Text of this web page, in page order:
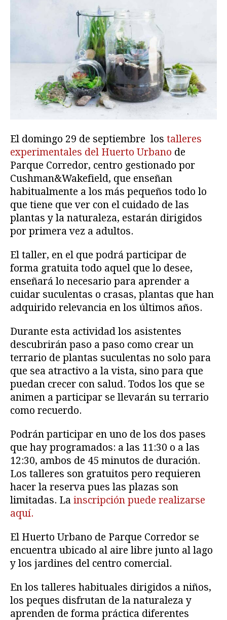
El domingo 29 de septiembre los talleres
experimentales del Huerto Urbano de
Parque Corredor, centro gestionado por
Cushman&Wakefield, que enseñan
habitualmente a los más pequeños todo lo
que tiene que ver con el cuidado de las
plantas y la naturaleza, estarán dirigidos
por primera vez a adultos.
El taller, en el que podrá participar de
forma gratuita todo aquel que lo desee,
enseñará lo necesario para aprender a
cuidar suculentas o crasas, plantas que han
adquirido relevancia en los últimos años.
Durante esta actividad los asistentes
descubrirán paso a paso como crear un
terrario de plantas suculentas no solo para
que sea atractivo a la vista, sino para que
puedan crecer con salud. Todos los que se
animen a participar se llevarán su terrario
como recuerdo.
Podrán participar en uno de los dos pases
que hay programados: a las 11:30 o a las
12:30, ambos de 45 minutos de duración.
Los talleres son gratuitos pero requieren
hacer la reserva pues las plazas son
limitadas. La inscripción puede realizarse
aquí.
El Huerto Urbano de Parque Corredor se
encuentra ubicado al aire libre junto al lago
y los jardines del centro comercial.
En los talleres habituales dirigidos a niños,
los peques disfrutan de la naturaleza y
aprenden de forma práctica diferentes